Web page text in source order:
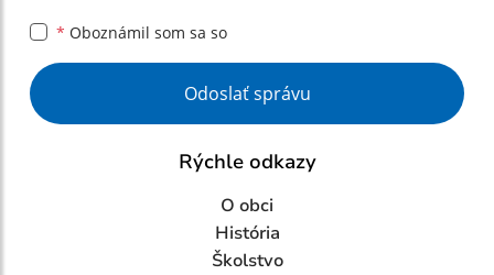
* Oboznámil som sa so
Google reCaptcha Response
Odoslať správu
Rýchle odkazy
O obci
História
Školstvo